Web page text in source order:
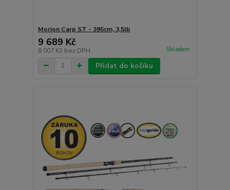
Morion Carp ST - 395cm, 3,5lb
9 689 Kč
8 007 Kč bez DPH Skladem
Přidat do košíku